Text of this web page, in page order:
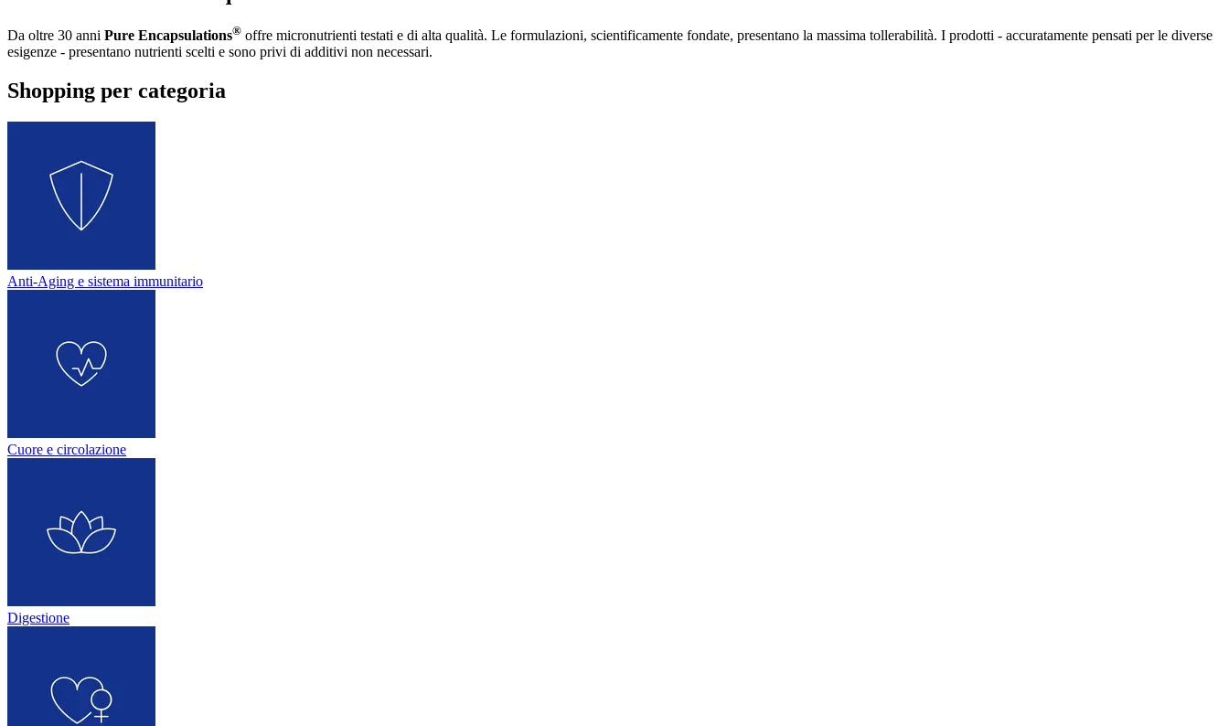
Da oltre 30 anni Pure Encapsulations® offre micronutrienti testati e di alta qualità. Le formulazioni, scientificamente fondate, presentano la massima tollerabilità. I prodotti - accuratamente pensati per le diverse
esigenze - presentano nutrienti scelti e sono privi di additivi non necessari.
Shopping per categoria
Anti-Aging e sistema immunitario
Cuore e circolazione
Digestione